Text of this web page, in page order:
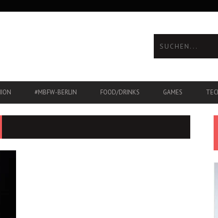
#MBFW-BERLIN FOOD/DRINKS GAMES